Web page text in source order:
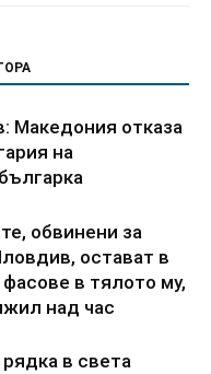
Македония отказа
на
обвинени за
остават в
в тялото му,
над час
в света